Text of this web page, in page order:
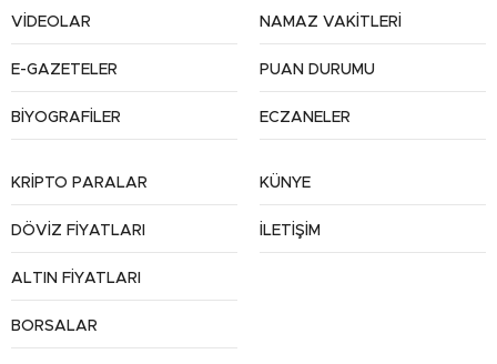
VİDEOLAR
E-GAZETELER
BİYOGRAFİLER
NAMAZ VAKİTLERİ
PUAN DURUMU
ECZANELER
KRİPTO PARALAR
DÖVİZ FİYATLARI
ALTIN FİYATLARI
BORSALAR
KÜNYE
İLETİŞİM